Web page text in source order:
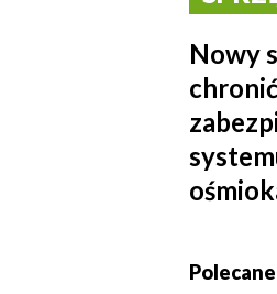
Nowy